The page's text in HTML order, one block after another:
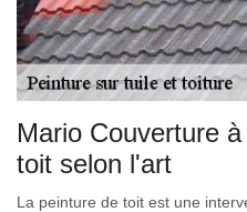
Mario Couverture
toit selon l'art
La peinture de toit est une